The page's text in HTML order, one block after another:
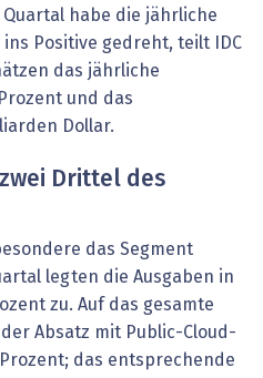
Quartal habe die jährliche
Positive gedreht, teilt IDC
das jährliche
und das
Dollar.
Drittel des
das Segment
legten die Ausgaben in
zu. Auf das gesamte
Absatz mit Public-Cloud-
das entsprechende